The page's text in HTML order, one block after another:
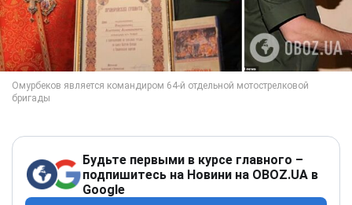
Будьте первыми в курсе главного –
подпишитесь на Новини на OBOZ.UA в
Google